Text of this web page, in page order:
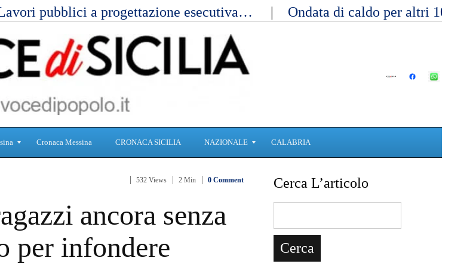
pubblici a progettazione esecutiva… Ondata di caldo per altri 10
Cronaca Messina CRONACA SICILIA NAZIONALE
o
n
CALABRIA
532 Views 2 Min 0 Comment
ancora senza
per infondere
Cerca L’articolo